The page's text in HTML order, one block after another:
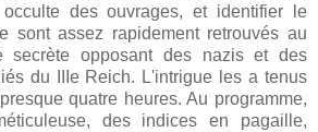
des ouvrages, et identifier le
sont assez rapidement retrouvés au
secrète opposant des nazis et des
du IIIe Reich. L'intrigue les a tenus
quatre heures. Au programme,
des indices en pagaille,